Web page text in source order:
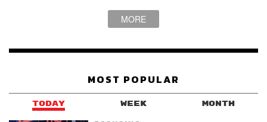
จุติย้ำ ไม่มีความเคลือบแคลงในร่างกฎหมายนี้
MORE
MOST POPULAR
TODAY WEEK MONTH